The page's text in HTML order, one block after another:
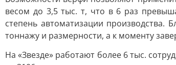
весом до 3,5 тыс. т, что в 6 раз
степень автоматизации производства.
тоннажу и размерности, а к моменту
На «Звезде» работают более 6 тыс.